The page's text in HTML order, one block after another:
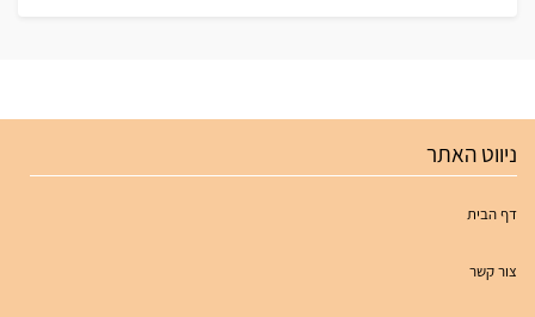
ניווט האתר
דף הבית
צור קשר